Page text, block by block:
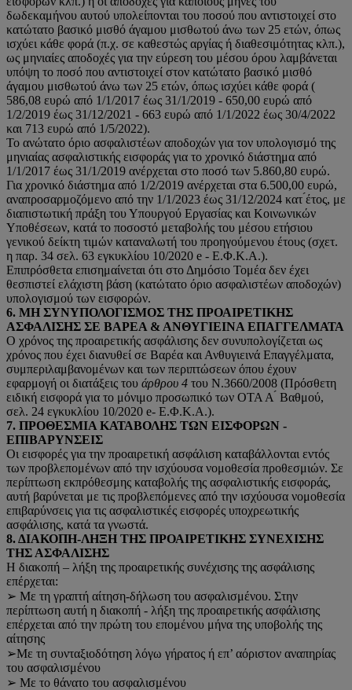
δωδεκαμήνου αυτού υπολείπονται του ποσού που αντιστοιχεί στο
κατώτατο βασικό μισθό άγαμου μισθωτού άνω των 25 ετών, όπως
ισχύει κάθε φορά (π.χ. σε καθεστώς αργίας ή διαθεσιμότητας κλπ.),
ως μηνιαίες αποδοχές για την εύρεση του μέσου όρου λαμβάνεται
υπόψη το ποσό που αντιστοιχεί στον κατώτατο βασικό μισθό
άγαμου μισθωτού άνω των 25 ετών, όπως ισχύει κάθε φορά (
586,08 ευρώ από 1/1/2017 έως 31/1/2019 - 650,00 ευρώ από
1/2/2019 έως 31/12/2021 - 663 ευρώ από 1/1/2022 έως 30/4/2022
και 713 ευρώ από 1/5/2022).
Το ανώτατο όριο ασφαλιστέων αποδοχών για τον υπολογισμό της
μηνιαίας ασφαλιστικής εισφοράς για το χρονικό διάστημα από
1/1/2017 έως 31/1/2019 ανέρχεται στο ποσό των 5.860,80 ευρώ.
Για χρονικό διάστημα από 1/2/2019 ανέρχεται στα 6.500,00 ευρώ,
αναπροσαρμοζόμενο από την 1/1/2023 έως 31/12/2024 κατ ́έτος, με
διαπιστωτική πράξη του Υπουργού Εργασίας και Κοινωνικών
Υποθέσεων, κατά το ποσοστό μεταβολής του μέσου ετήσιου
γενικού δείκτη τιμών καταναλωτή του προηγούμενου έτους (σχετ.
η παρ. 34 σελ. 63 εγκυκλίου 10/2020 e - Ε.Φ.Κ.Α.).
Επιπρόσθετα επισημαίνεται ότι στο Δημόσιο Τομέα δεν έχει
θεσπιστεί ελάχιστη βάση (κατώτατο όριο ασφαλιστέων αποδοχών)
υπολογισμού των εισφορών.
6. ΜΗ ΣΥΝΥΠΟΛΟΓΙΣΜΟΣ ΤΗΣ ΠΡΟΑΙΡΕΤΙΚΗΣ
ΑΣΦΑΛΙΣΗΣ ΣΕ ΒΑΡΕΑ & ΑΝΘΥΓΙΕΙΝΑ ΕΠΑΓΓΕΛΜΑΤΑ
Ο χρόνος της προαιρετικής ασφάλισης δεν συνυπολογίζεται ως
χρόνος που έχει διανυθεί σε Βαρέα και Ανθυγιεινά Επαγγέλματα,
συμπεριλαμβανομένων και των περιπτώσεων όπου έχουν
εφαρμογή οι διατάξεις του άρθρου 4 του Ν.3660/2008 (Πρόσθετη
ειδική εισφορά για το μόνιμο προσωπικό των ΟΤΑ Α ́ Βαθμού,
σελ. 24 εγκυκλίου 10/2020 e- Ε.Φ.Κ.Α.).
7. ΠΡΟΘΕΣΜΙΑ ΚΑΤΑΒΟΛΗΣ ΤΩΝ ΕΙΣΦΟΡΩΝ -
ΕΠΙΒΑΡΥΝΣΕΙΣ
Οι εισφορές για την προαιρετική ασφάλιση καταβάλλονται εντός
των προβλεπομένων από την ισχύουσα νομοθεσία προθεσμιών. Σε
περίπτωση εκπρόθεσμης καταβολής της ασφαλιστικής εισφοράς,
αυτή βαρύνεται με τις προβλεπόμενες από την ισχύουσα νομοθεσία
επιβαρύνσεις για τις ασφαλιστικές εισφορές υποχρεωτικής
ασφάλισης, κατά τα γνωστά.
8. ΔΙΑΚΟΠΗ-ΛΗΞΗ ΤΗΣ ΠΡΟΑΙΡΕΤΙΚΗΣ ΣΥΝΕΧΙΣΗΣ
ΤΗΣ ΑΣΦΑΛΙΣΗΣ
Η διακοπή – λήξη της προαιρετικής συνέχισης της ασφάλισης
επέρχεται:
➢ Με τη γραπτή αίτηση-δήλωση του ασφαλισμένου. Στην
περίπτωση αυτή η διακοπή - λήξη της προαιρετικής ασφάλισης
επέρχεται από την πρώτη του επομένου μήνα της υποβολής της
αίτησης
➢Με τη συνταξιοδότηση λόγω γήρατος ή επ’ αόριστον αναπηρίας
του ασφαλισμένου
➢ Με το θάνατο του ασφαλισμένου